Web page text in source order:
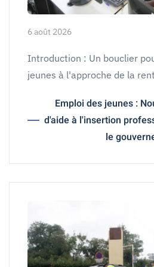
6 août 2026
Introduction : Un bouclier
jeunes à l'approche de la
Emploi des jeunes :
d'aide à l'insertion
le